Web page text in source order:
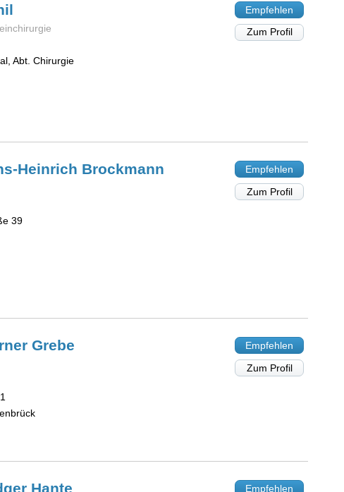
Abt. Chirurgie
Empfehlen
Zum Profil
Heinrich Brockmann
39
Empfehlen
Zum Profil
Grebe
Empfehlen
Zum Profil
Hante Empfehlen